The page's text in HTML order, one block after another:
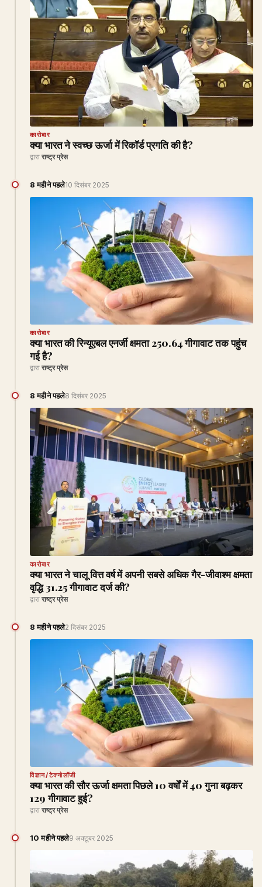
कारोबार
क्या भारत ने स्वच्छ ऊर्जा में रिकॉर्ड प्रगति की है?
द्वारा राष्ट्र प्रेस
8 महीने पहले10 दिसंबर 2025
कारोबार
क्या भारत की रिन्यूएबल एनर्जी क्षमता 250.64 गीगावाट तक पहुंच
गई है?
द्वारा राष्ट्र प्रेस
8 महीने पहले8 दिसंबर 2025
कारोबार
क्या भारत ने चालू वित्त वर्ष में अपनी सबसे अधिक गैर-जीवाश्म क्षमता
वृद्धि 31.25 गीगावाट दर्ज की?
द्वारा राष्ट्र प्रेस
8 महीने पहले2 दिसंबर 2025
विज्ञान/टेक्नोलॉजी
क्या भारत की सौर ऊर्जा क्षमता पिछले 10 वर्षों में 40 गुना बढ़कर
129 गीगावाट हुई?
द्वारा राष्ट्र प्रेस
10 महीने पहले9 अक्टूबर 2025